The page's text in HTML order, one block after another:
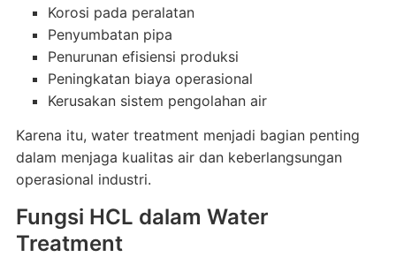
Korosi pada peralatan
Penyumbatan pipa
Penurunan efisiensi produksi
Peningkatan biaya operasional
Kerusakan sistem pengolahan air
Karena itu, water treatment menjadi bagian penting
dalam menjaga kualitas air dan keberlangsungan
operasional industri.
Fungsi HCL dalam Water
Treatment